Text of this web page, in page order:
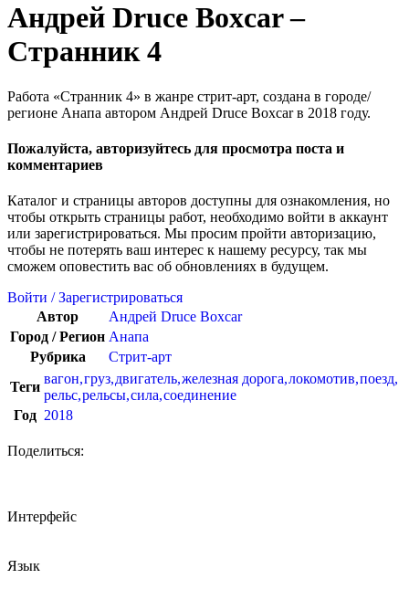
Андрей Druce Boxcar –
Странник 4
Работа «Странник 4» в жанре стрит-арт, создана в городе/
регионе Анапа автором Андрей Druce Boxcar в 2018 году.
Пожалуйста, авторизуйтесь для просмотра поста и
комментариев
Каталог и страницы авторов доступны для ознакомления, но
чтобы открыть страницы работ, необходимо войти в аккаунт
или зарегистрироваться. Мы просим пройти авторизацию,
чтобы не потерять ваш интерес к нашему ресурсу, так мы
сможем оповестить вас об обновлениях в будущем.
Войти / Зарегистрироваться
Автор
Андрей Druce Boxcar
Город / Регион Анапа
Рубрика
Стрит-арт
Теги
вагон,груз,двигатель,железная дорога,локомотив,поезд,
рельс,рельсы,сила,соединение
Год 2018
Поделиться:
Интерфейс
Язык